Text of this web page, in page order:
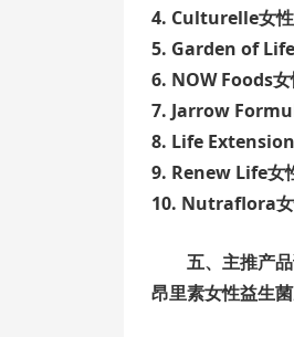
4. Culturelle女
5. Garden of
6. NOW Foods
7. Jarrow
8. Life
9. Renew Life女
10. Nutraflora女
五、主推产
昂里素女性益生